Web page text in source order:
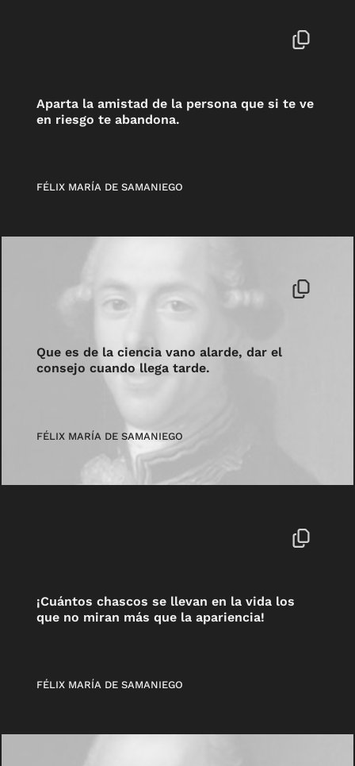
Aparta la amistad de la persona que si te ve
en riesgo te abandona.
FÉLIX MARÍA DE SAMANIEGO
Que es de la ciencia vano alarde, dar el
consejo cuando llega tarde.
FÉLIX MARÍA DE SAMANIEGO
¡Cuántos chascos se llevan en la vida los
que no miran más que la apariencia!
FÉLIX MARÍA DE SAMANIEGO